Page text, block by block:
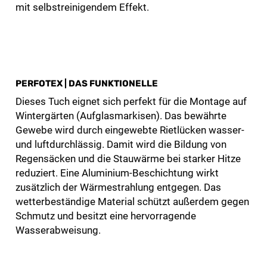
mit selbstreinigendem Effekt.
PERFOTEX | DAS FUNKTIONELLE
Dieses Tuch eignet sich perfekt für die Montage auf
Wintergärten (Aufglasmarkisen). Das bewährte
Gewebe wird durch eingewebte Rietlücken wasser-
und luftdurchlässig. Damit wird die Bildung von
Regensäcken und die Stauwärme bei starker Hitze
reduziert. Eine Aluminium-Beschichtung wirkt
zusätzlich der Wärmestrahlung entgegen. Das
wetterbeständige Material schützt außerdem gegen
Schmutz und besitzt eine hervorragende
Wasserabweisung.